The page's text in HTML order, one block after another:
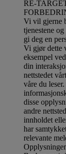
RE-
Vi vil gjerne
tjenestene
gi deg en
Vi gjør dette
eksempel
din
nettstedet
våre du
disse
andre
innholdet
har
relevante